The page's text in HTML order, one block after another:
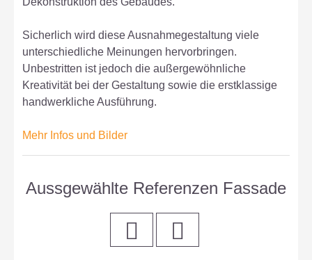
Sicherlich wird diese Ausnahmegestaltung viele
unterschiedliche Meinungen hervorbringen.
Unbestritten ist jedoch die außergewöhnliche
Kreativität bei der Gestaltung sowie die erstklassige
handwerkliche Ausführung.
Mehr Infos und Bilder
Aussgewählte Referenzen Fassade